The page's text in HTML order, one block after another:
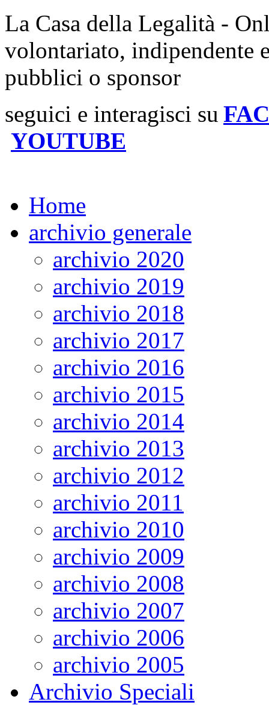
La Casa della Legalità -
volontariato, indipendente
pubblici o sponsor
seguici e interagisci su
YOUTUBE
Home
archivio generale
archivio 2020
archivio 2019
archivio 2018
archivio 2017
archivio 2016
archivio 2015
archivio 2014
archivio 2013
archivio 2012
archivio 2011
archivio 2010
archivio 2009
archivio 2008
archivio 2007
archivio 2006
archivio 2005
Archivio Speciali